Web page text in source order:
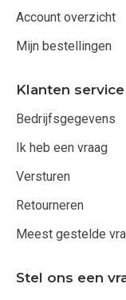
Account overzicht
Mijn bestellingen
Klanten service
Bedrijfsgegevens
Ik heb een vraag
Versturen
Retourneren
Meest gestelde
Stel ons een